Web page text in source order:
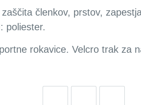
členkov, prstov,
poliester.
rokavice. Velcro trak za